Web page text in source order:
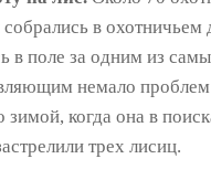
собрались в охотничьем
в поле за одним из
немало
зимой, когда она в
трех лисиц.